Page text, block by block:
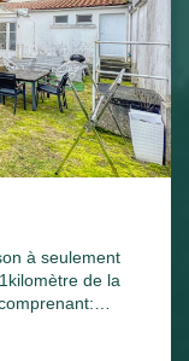
à seulement
de la